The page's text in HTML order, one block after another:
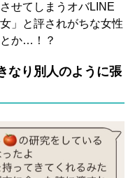
せてしまうオバLINE
」と評されがちな女性
か…！？
なり別人のように張